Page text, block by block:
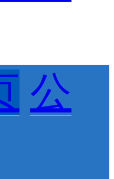
公